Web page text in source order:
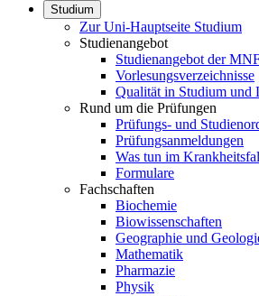
Studium
Zur Uni-Hauptseite Studium
Studienangebot
Studienangebot der
Vorlesungsverzeichnisse
Qualität in Studium und
Rund um die Prüfungen
Prüfungs- und
Prüfungsanmeldungen
Was tun im
Formulare
Fachschaften
Biochemie
Biowissenschaften
Geographie und
Mathematik
Pharmazie
Physik